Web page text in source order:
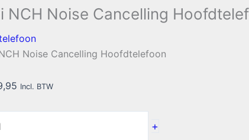
NCH Noise Cancelling
Noise Cancelling Hoofdtelefoon
Incl. BTW
+